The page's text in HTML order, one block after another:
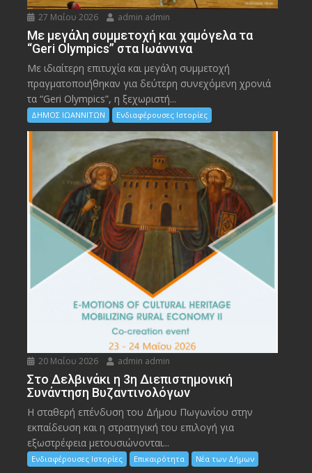
27 Μαΐου 2026 admin admin
Με μεγάλη συμμετοχή και χαμόγελα τα
“Geri Olympics” στα Ιωάννινα
Με ιδιαίτερη επιτυχία και μεγάλη συμμετοχή
πραγματοποιήθηκαν για δεύτερη συνεχόμενη χρονιά
τα “Geri Olympics”, η ξεχωριστή...
ΔΗΜΟΣ ΙΩΑΝΝΙΤΩΝ Ενδιαφέρουσες Ιστορίες
20 Μαΐου 2026 admin admin
Στο Δελβινάκι η 3η Διεπιστημονική
Συνάντηση Βυζαντινολόγων
Η σταθερή επένδυση του Δήμου Πωγωνίου στην
εκπαίδευση και η στρατηγική του επιλογή για
εξωστρέφεια μετουσιώνονται...
Ενδιαφέρουσες Ιστορίες Επικαιρότητα Νέα των Δήμων